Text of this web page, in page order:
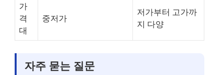
가
격
대
중저가
저가부터 고가까
지 다양
자주 묻는 질문